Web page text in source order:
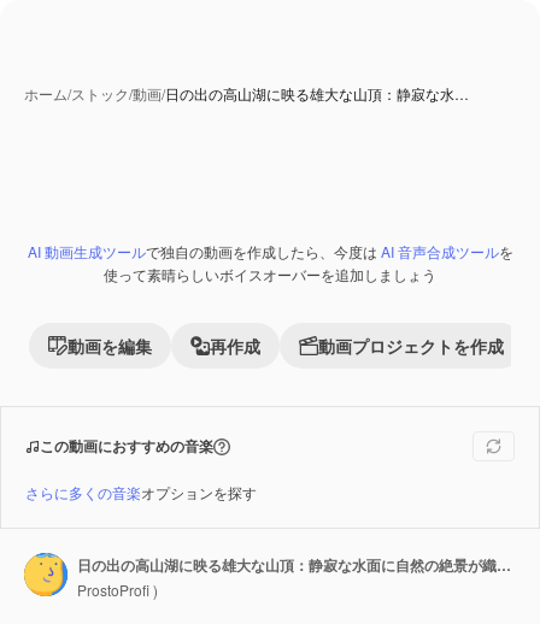
ホーム/ストック/動画/日の出の高山湖に映る雄大な山頂：静寂な水…
PremiumAI 生成コンテンツ
AI 動画生成ツールで独自の動画を作成したら、今度は AI 音声合成ツールを
使って素晴らしいボイスオーバーを追加しましょう
動画を編集 再作成 動画プロジェクトを作成
この動画におすすめの音楽
さらに多くの音楽オプションを探す
日の出の高山湖に映る雄大な山頂：静寂な水面に自然の絶景が織りなす息をのむような美しさ。
ProstoProfi )